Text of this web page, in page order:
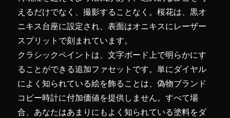
えるだけでなく、撮影することなく。桜花は、黒オ
ニキス台座に設定され、表面はオニキスにレーザー
スプリットで刻まれています。
クラシックペイントは、文字ボード上で明らかにす
ることができる追加ファセットです。単にダイヤル
によく知られている絵を飾ることは、偽物ブランド
コピー時計に付加価値を提供しません。すべて場
合、あなたはあまりにもよく知られている塗料をダ